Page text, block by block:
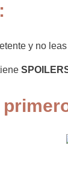
y no